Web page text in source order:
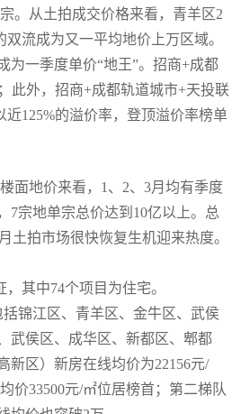
。从土拍成交价格来看，青羊区2
流成为又一平均地价上万区域。
为一季度单价“地王”。招商+成都
此外，招商+成都轨道城市+天投联
125%的溢价率，登顶溢价率榜单
面地价来看，1、2、3月均有季度
7宗地单宗总价达到10亿以上。总
土拍市场很快恢复生机迎来热度。
其中74个项目为住宅。
锦江区、青羊区、金牛区、武侯
武侯区、成华区、新都区、郫都
新区）新房在线均价为22156元/
价33500元/㎡位居榜首；第二梯队